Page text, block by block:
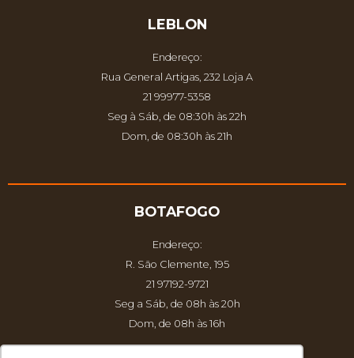
LEBLON
Endereço:
Rua General Artigas, 232 Loja A
21 99977-5358
Seg à Sáb, de 08:30h às 22h
Dom, de 08:30h às 21h
BOTAFOGO
Endereço:
R. São Clemente, 195
21 97192-9721
Seg a Sáb, de 08h às 20h
Dom, de 08h às 16h